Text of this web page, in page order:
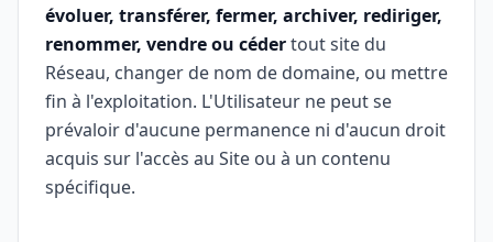
évoluer, transférer, fermer, archiver, rediriger,
renommer, vendre ou cédertout site du
Réseau, changer de nom de domaine, ou mettre
fin à l'exploitation. L'Utilisateur ne peut se
prévaloir d'aucune permanence ni d'aucun droit
acquis sur l'accès au Site ou à un contenu
spécifique.